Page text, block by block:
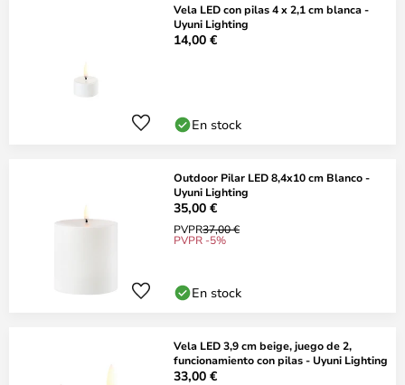
Vela LED con pilas 4 x 2,1 cm blanca -
Uyuni Lighting
14,00 €
En stock
Outdoor Pilar LED 8,4x10 cm Blanco -
Uyuni Lighting
35,00 €
PVPR37,00 €
PVPR -5%
En stock
Vela LED 3,9 cm beige, juego de 2,
funcionamiento con pilas - Uyuni Lighting
33,00 €